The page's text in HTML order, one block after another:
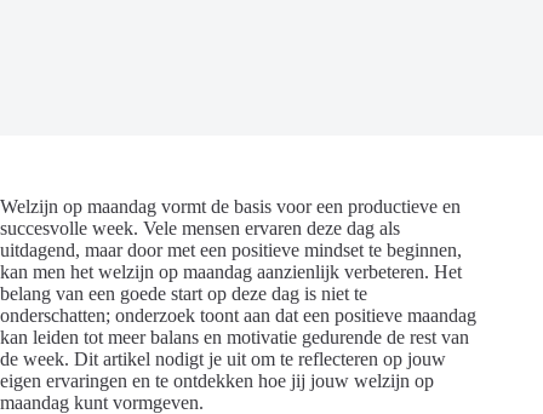
Welzijn op maandag vormt de basis voor een productieve en
succesvolle week. Vele mensen ervaren deze dag als
uitdagend, maar door met een positieve mindset te beginnen,
kan men het welzijn op maandag aanzienlijk verbeteren. Het
belang van een goede start op deze dag is niet te
onderschatten; onderzoek toont aan dat een positieve maandag
kan leiden tot meer balans en motivatie gedurende de rest van
de week. Dit artikel nodigt je uit om te reflecteren op jouw
eigen ervaringen en te ontdekken hoe jij jouw welzijn op
maandag kunt vormgeven.